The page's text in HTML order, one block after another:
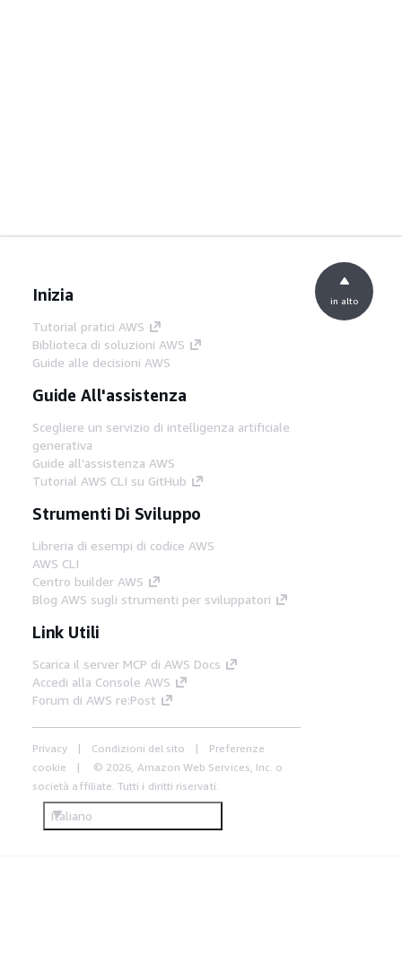
Inizia
Tutorial pratici AWS
Biblioteca di soluzioni AWS
Guide alle decisioni AWS
Guide All'assistenza
Scegliere un servizio di intelligenza artificiale
generativa
Guide all'assistenza AWS
Tutorial AWS CLI su GitHub
Strumenti Di Sviluppo
Libreria di esempi di codice AWS
AWS CLI
Centro builder AWS
Blog AWS sugli strumenti per sviluppatori
Link Utili
Scarica il server MCP di AWS Docs
Accedi alla Console AWS
Forum di AWS re:Post
Privacy Condizioni del sito
Preferenze
cookie
© 2026, Amazon Web Services, Inc. o
società affiliate. Tutti i diritti riservati.
Italiano
in alto